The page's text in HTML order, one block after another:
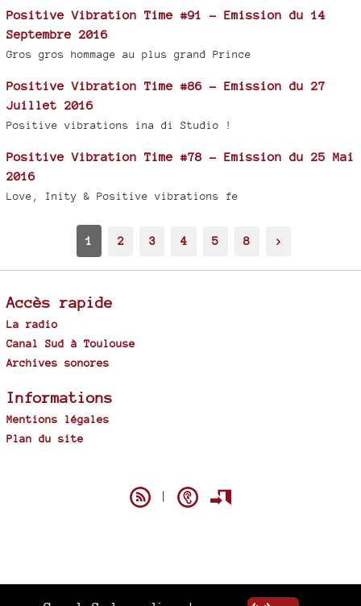
Positive Vibration Time #91 - Emission du 14
Septembre 2016
Gros gros hommage au plus grand Prince
Positive Vibration Time #86 - Emission du 27
Juillet 2016
Positive vibrations ina di Studio !
Positive Vibration Time #78 - Emission du 25 Mai
2016
Love, Inity & Positive vibrations fe
1 2 3 4 5 8 >
Accès rapide
La radio
Canal Sud à Toulouse
Archives sonores
Informations
Mentions légales
Plan du site
|